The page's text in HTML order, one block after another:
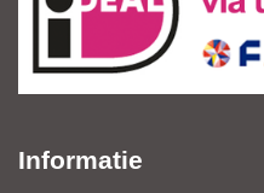
Informatie